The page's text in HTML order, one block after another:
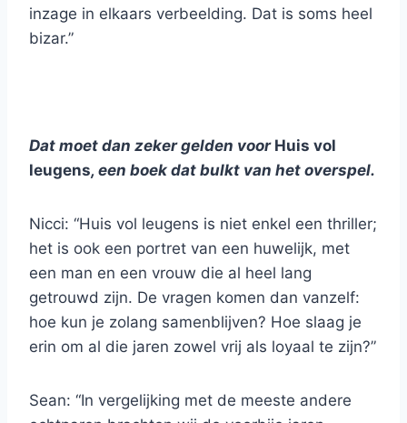
inzage in elkaars verbeelding. Dat is soms heel
bizar.”
Dat moet dan zeker gelden voor Huis vol
leugens, een boek dat bulkt van het overspel.
Nicci: “Huis vol leugens is niet enkel een thriller;
het is ook een portret van een huwelijk, met
een man en een vrouw die al heel lang
getrouwd zijn. De vragen komen dan vanzelf:
hoe kun je zolang samenblijven? Hoe slaag je
erin om al die jaren zowel vrij als loyaal te zijn?”
Sean: “In vergelijking met de meeste andere